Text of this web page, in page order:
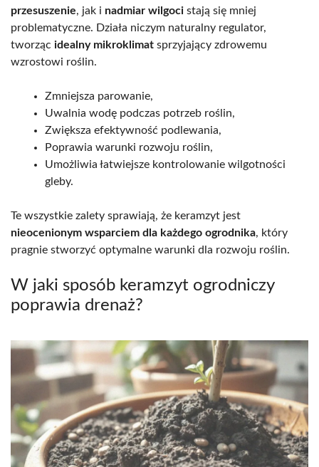
przesuszenie, jak i nadmiar wilgoci stają się mniej
problematyczne. Działa niczym naturalny regulator,
tworząc idealny mikroklimat sprzyjający zdrowemu
wzrostowi roślin.
Zmniejsza parowanie,
Uwalnia wodę podczas potrzeb roślin,
Zwiększa efektywność podlewania,
Poprawia warunki rozwoju roślin,
Umożliwia łatwiejsze kontrolowanie wilgotności
gleby.
Te wszystkie zalety sprawiają, że keramzyt jest
nieocenionym wsparciem dla każdego ogrodnika, który
pragnie stworzyć optymalne warunki dla rozwoju roślin.
W jaki sposób keramzyt ogrodniczy
poprawia drenaż?